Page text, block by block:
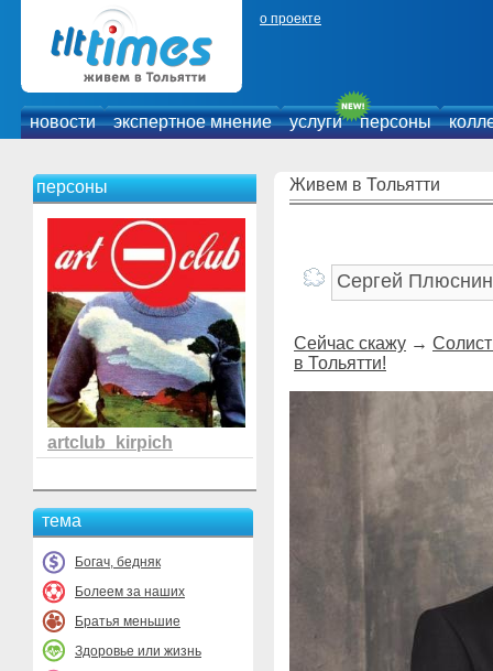
о проекте
новости экспертное мнение услуги персоны
персоны
artclub_kirpich
тема
Богач, бедняк
Болеем за наших
Братья меньшие
Здоровье или жизнь
Живем в Тольятти
Сейчас скажу →
в Тольятти!